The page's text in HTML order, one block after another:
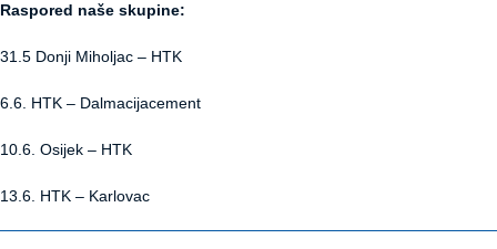
Raspored naše skupine:
31.5 Donji Miholjac – HTK
6.6. HTK – Dalmacijacement
10.6. Osijek – HTK
13.6. HTK – Karlovac